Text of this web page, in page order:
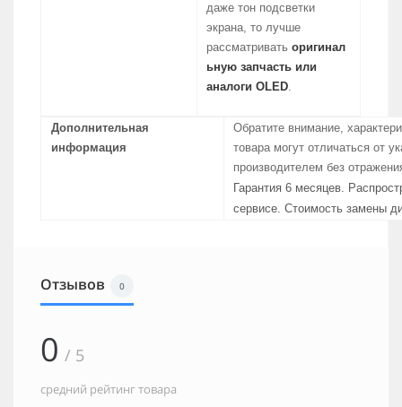
даже тон подсветки
экрана, то лучше
рассматривать оригинал
ьную запчасть или
аналоги OLED.
Дополнительная
информация
Обратите внимание,
товара могут отличаться от
производителем без
Гарантия 6 месяцев.
сервисе. Стоимость замены
Отзывов 0
0 / 5
средний рейтинг товара